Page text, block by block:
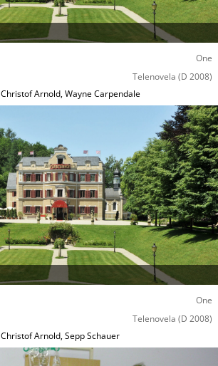
One
Telenovela (D 2008)
Christof Arnold,Wayne Carpendale
One
Telenovela (D 2008)
Christof Arnold,Sepp Schauer